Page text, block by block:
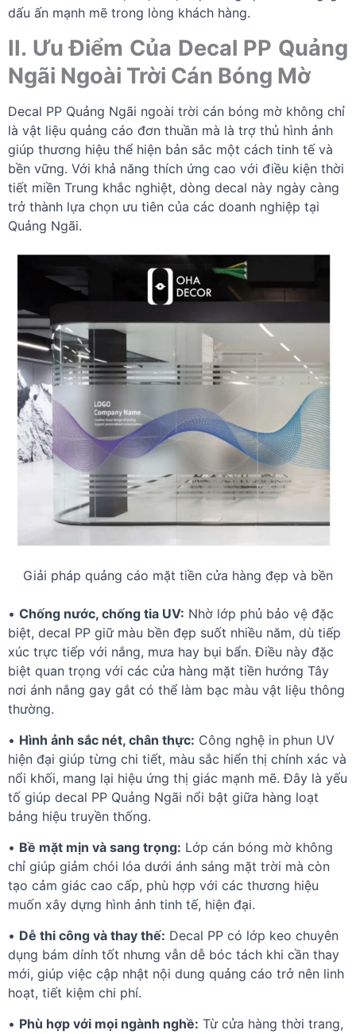
dấu ấn mạnh mẽ trong lòng khách hàng.
II. Ưu Điểm Của Decal PP Quảng
Ngãi Ngoài Trời Cán Bóng Mờ
Decal PP Quảng Ngãi ngoài trời cán bóng mờ không chỉ
là vật liệu quảng cáo đơn thuần mà là trợ thủ hình ảnh
giúp thương hiệu thể hiện bản sắc một cách tinh tế và
bền vững. Với khả năng thích ứng cao với điều kiện thời
tiết miền Trung khắc nghiệt, dòng decal này ngày càng
trở thành lựa chọn ưu tiên của các doanh nghiệp tại
Quảng Ngãi.
Giải pháp quảng cáo mặt tiền cửa hàng đẹp và bền
• Chống nước, chống tia UV: Nhờ lớp phủ bảo vệ đặc
biệt, decal PP giữ màu bền đẹp suốt nhiều năm, dù tiếp
xúc trực tiếp với nắng, mưa hay bụi bẩn. Điều này đặc
biệt quan trọng với các cửa hàng mặt tiền hướng Tây
nơi ánh nắng gay gắt có thể làm bạc màu vật liệu thông
thường.
• Hình ảnh sắc nét, chân thực: Công nghệ in phun UV
hiện đại giúp từng chi tiết, màu sắc hiển thị chính xác và
nổi khối, mang lại hiệu ứng thị giác mạnh mẽ. Đây là yếu
tố giúp decal PP Quảng Ngãi nổi bật giữa hàng loạt
bảng hiệu truyền thống.
• Bề mặt mịn và sang trọng: Lớp cán bóng mờ không
chỉ giúp giảm chói lóa dưới ánh sáng mặt trời mà còn
tạo cảm giác cao cấp, phù hợp với các thương hiệu
muốn xây dựng hình ảnh tinh tế, hiện đại.
• Dễ thi công và thay thế: Decal PP có lớp keo chuyên
dụng bám dính tốt nhưng vẫn dễ bóc tách khi cần thay
mới, giúp việc cập nhật nội dung quảng cáo trở nên linh
hoạt, tiết kiệm chi phí.
• Phù hợp với mọi ngành nghề: Từ cửa hàng thời trang,